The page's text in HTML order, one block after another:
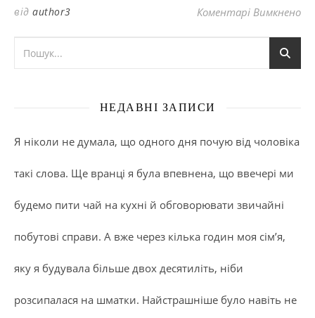
від author3 Коментарі Вимкненодо
НЕДАВНІ ЗАПИСИ
Я ніколи не думала, що одного дня почую від чоловіка
такі слова. Ще вранці я була впевнена, що ввечері ми
будемо пити чай на кухні й обговорювати звичайні
побутові справи. А вже через кілька годин моя сім’я,
яку я будувала більше двох десятиліть, ніби
розсипалася на шматки. Найстрашніше було навіть не